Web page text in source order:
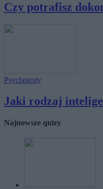
Czy potrafisz
Psychotesty
Jaki rodzaj
Najnowsze quizy